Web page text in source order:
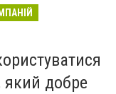
який добре